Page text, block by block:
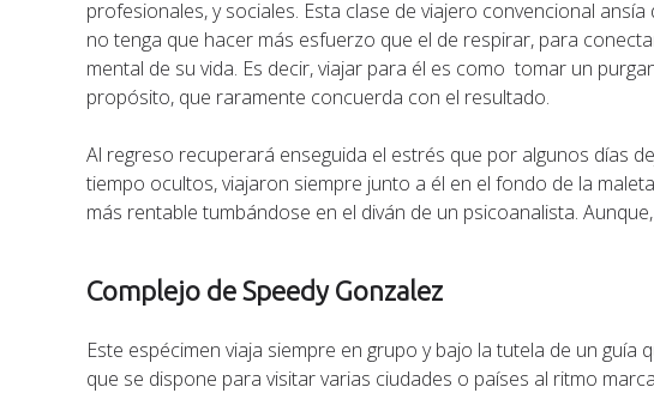
profesionales, y sociales. Esta clase de viajero convencional
no tenga que hacer más esfuerzo que el de respirar, para
mental de su vida. Es decir, viajar para él es como tomar un
propósito, que raramente concuerda con el resultado.
Al regreso recuperará enseguida el estrés que por algunos días
tiempo ocultos, viajaron siempre junto a él en el fondo de la
más rentable tumbándose en el diván de un psicoanalista.
Complejo de Speedy Gonzalez
Este espécimen viaja siempre en grupo y bajo la tutela de un
que se dispone para visitar varias ciudades o países al ritmo